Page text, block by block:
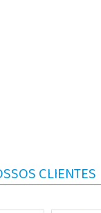
CLIENTES